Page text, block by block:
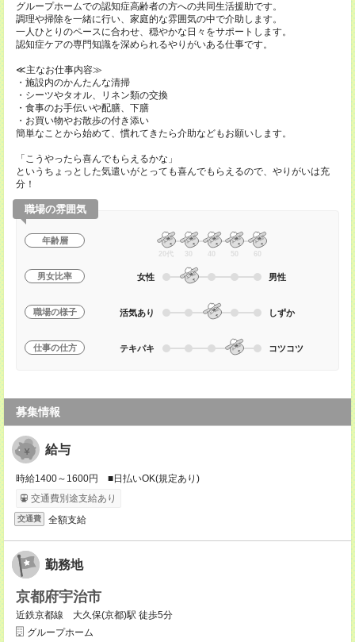
グループホームでの認知症高齢者の方への共同生活援助です。
調理や掃除を一緒に行い、家庭的な雰囲気の中で介助します。
一人ひとりのペースに合わせ、穏やかな日々をサポートします。
認知症ケアの専門知識を深められるやりがいある仕事です。
≪主なお仕事内容≫
・施設内のかんたんな清掃
・シーツやタオル、リネン類の交換
・食事のお手伝いや配膳、下膳
・お買い物やお散歩の付き添い
簡単なことから始めて、慣れてきたら介助などもお願いします。
「こうやったら喜んでもらえるかな」
というちょっとした気遣いがとっても喜んでもらえるので、やりがいは充
分！
職場の雰囲気
年齢層
20代 30 40 50 60
男女比率 女性 男性
職場の様子 活気あり しずか
仕事の仕方 テキパキ コツコツ
募集情報
給与
時給1400～1600円 ■日払いOK(規定あり)
交通費別途支給あり
交通費 全額支給
勤務地
京都府宇治市
近鉄京都線 大久保(京都)駅 徒歩5分
グループホーム